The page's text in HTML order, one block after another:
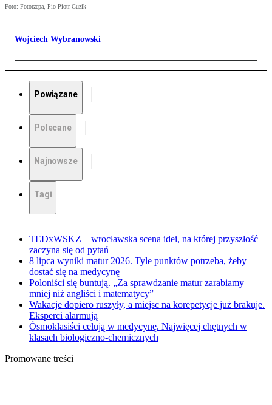
Foto: Fotorzepa, Pio Piotr Guzik
Wojciech Wybranowski
Powiązane
Polecane
Najnowsze
Tagi
TEDxWSKZ – wrocławska scena idei, na której przyszłość
zaczyna się od pytań
8 lipca wyniki matur 2026. Tyle punktów potrzeba, żeby
dostać się na medycynę
Poloniści się buntują. „Za sprawdzanie matur zarabiamy
mniej niż angliści i matematycy”
Wakacje dopiero ruszyły, a miejsc na korepetycje już brakuje.
Eksperci alarmują
Ósmoklasiści celują w medycynę. Najwięcej chętnych w
klasach biologiczno-chemicznych
Promowane treści